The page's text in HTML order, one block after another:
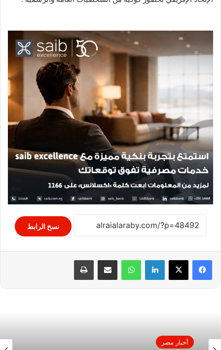
نسخ الرابط
لينكدإن واتساب مشاركة عبر البريد طباعة
أخبار مصر